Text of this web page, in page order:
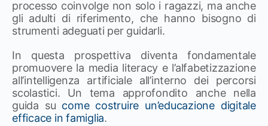
processo coinvolge non solo i ragazzi, ma anche
gli adulti di riferimento, che hanno bisogno di
strumenti adeguati per guidarli.
In questa prospettiva diventa fondamentale
promuovere la media literacy e l’alfabetizzazione
all’intelligenza artificiale all’interno dei percorsi
scolastici. Un tema approfondito anche nella
guida su come costruire un’educazione digitale
efficace in famiglia.